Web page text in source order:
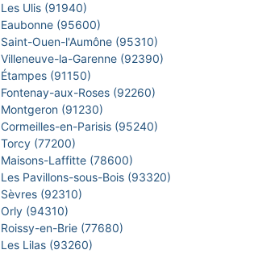
Les Ulis (91940)
Eaubonne (95600)
Saint-Ouen-l'Aumône (95310)
Villeneuve-la-Garenne (92390)
Étampes (91150)
Fontenay-aux-Roses (92260)
Montgeron (91230)
Cormeilles-en-Parisis (95240)
Torcy (77200)
Maisons-Laffitte (78600)
Les Pavillons-sous-Bois (93320)
Sèvres (92310)
Orly (94310)
Roissy-en-Brie (77680)
Les Lilas (93260)